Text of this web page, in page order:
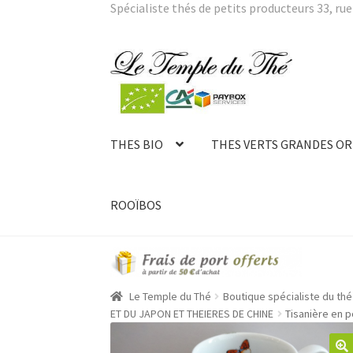
Spécialiste thés de petits producteurs 33, rue
Aller
à
navigation
Aller
au
contenu
THES BIO THES VERTS GRANDES
ROOÏBOS
Le Temple du Thé
Boutique spécialiste du thé
ET DU JAPON ET THEIERES DE CHINE
Tisanière en